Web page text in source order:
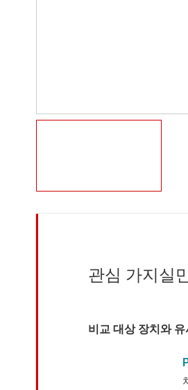
관심 가지실
비교 대상 장치와